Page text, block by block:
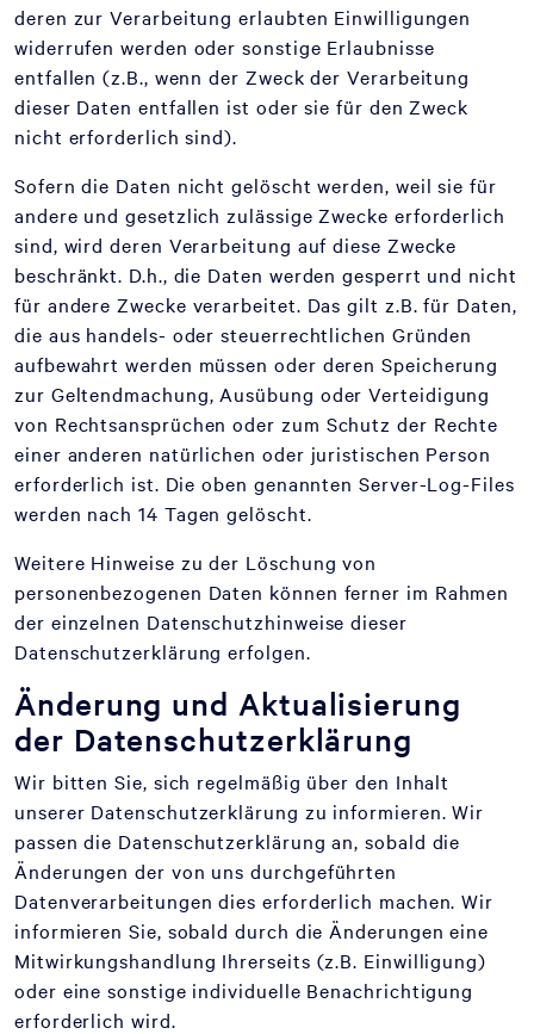
deren zur Verarbeitung erlaubten Einwilligungen
widerrufen werden oder sonstige Erlaubnisse
entfallen (z.B., wenn der Zweck der Verarbeitung
dieser Daten entfallen ist oder sie für den Zweck
nicht erforderlich sind).
Sofern die Daten nicht gelöscht werden, weil sie für
andere und gesetzlich zulässige Zwecke erforderlich
sind, wird deren Verarbeitung auf diese Zwecke
beschränkt. D.h., die Daten werden gesperrt und nicht
für andere Zwecke verarbeitet. Das gilt z.B. für Daten,
die aus handels- oder steuerrechtlichen Gründen
aufbewahrt werden müssen oder deren Speicherung
zur Geltendmachung, Ausübung oder Verteidigung
von Rechtsansprüchen oder zum Schutz der Rechte
einer anderen natürlichen oder juristischen Person
erforderlich ist. Die oben genannten Server-Log-Files
werden nach 14 Tagen gelöscht.
Weitere Hinweise zu der Löschung von
personenbezogenen Daten können ferner im Rahmen
der einzelnen Datenschutzhinweise dieser
Datenschutzerklärung erfolgen.
Änderung und Aktualisierung
der Datenschutzerklärung
Wir bitten Sie, sich regelmäßig über den Inhalt
unserer Datenschutzerklärung zu informieren. Wir
passen die Datenschutzerklärung an, sobald die
Änderungen der von uns durchgeführten
Datenverarbeitungen dies erforderlich machen. Wir
informieren Sie, sobald durch die Änderungen eine
Mitwirkungshandlung Ihrerseits (z.B. Einwilligung)
oder eine sonstige individuelle Benachrichtigung
erforderlich wird.